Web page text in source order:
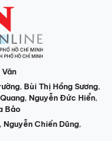
, Bùi Thị Hồng Sương,
, Nguyễn Đức Hiển,
Bảo
Nguyễn Chiến Dũng,